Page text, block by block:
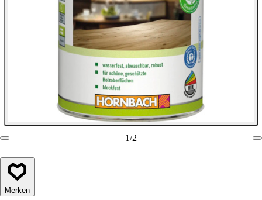
1/2
Merken